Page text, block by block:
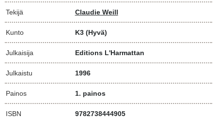
Tekijä Claudie Weill
Kunto K3 (Hyvä)
Julkaisija Editions L'Harmattan
Julkaistu 1996
Painos 1. painos
ISBN 9782738444905